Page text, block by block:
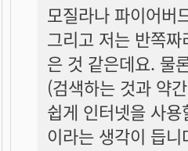
모질라나 파이어버
그리고 저는 반쪽
은 것 같은데요. 물
(검색하는 것과 약
쉽게 인터넷을 사
이라는 생각이 듭